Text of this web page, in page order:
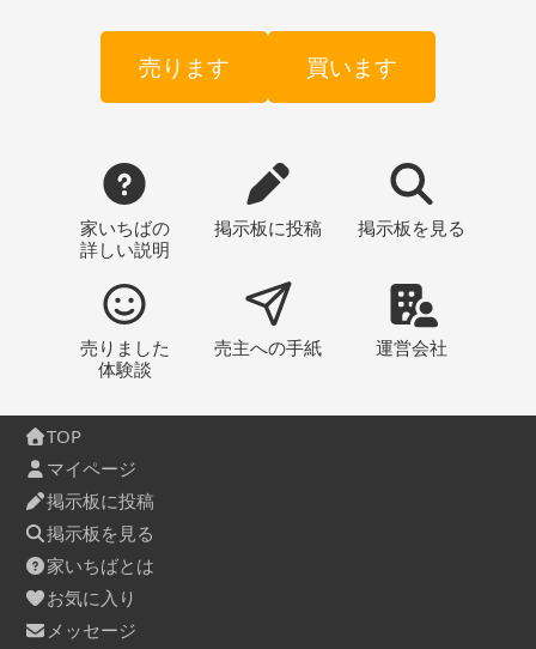
売ります 買います
家いちばの
詳しい説明
掲示板に投稿 掲示板 を見る
売りました
体験談
売主への手紙 運営会社
TOP
マイページ
掲示板に投稿
掲示板を見る
家いちばとは
お気に入り
メッセージ